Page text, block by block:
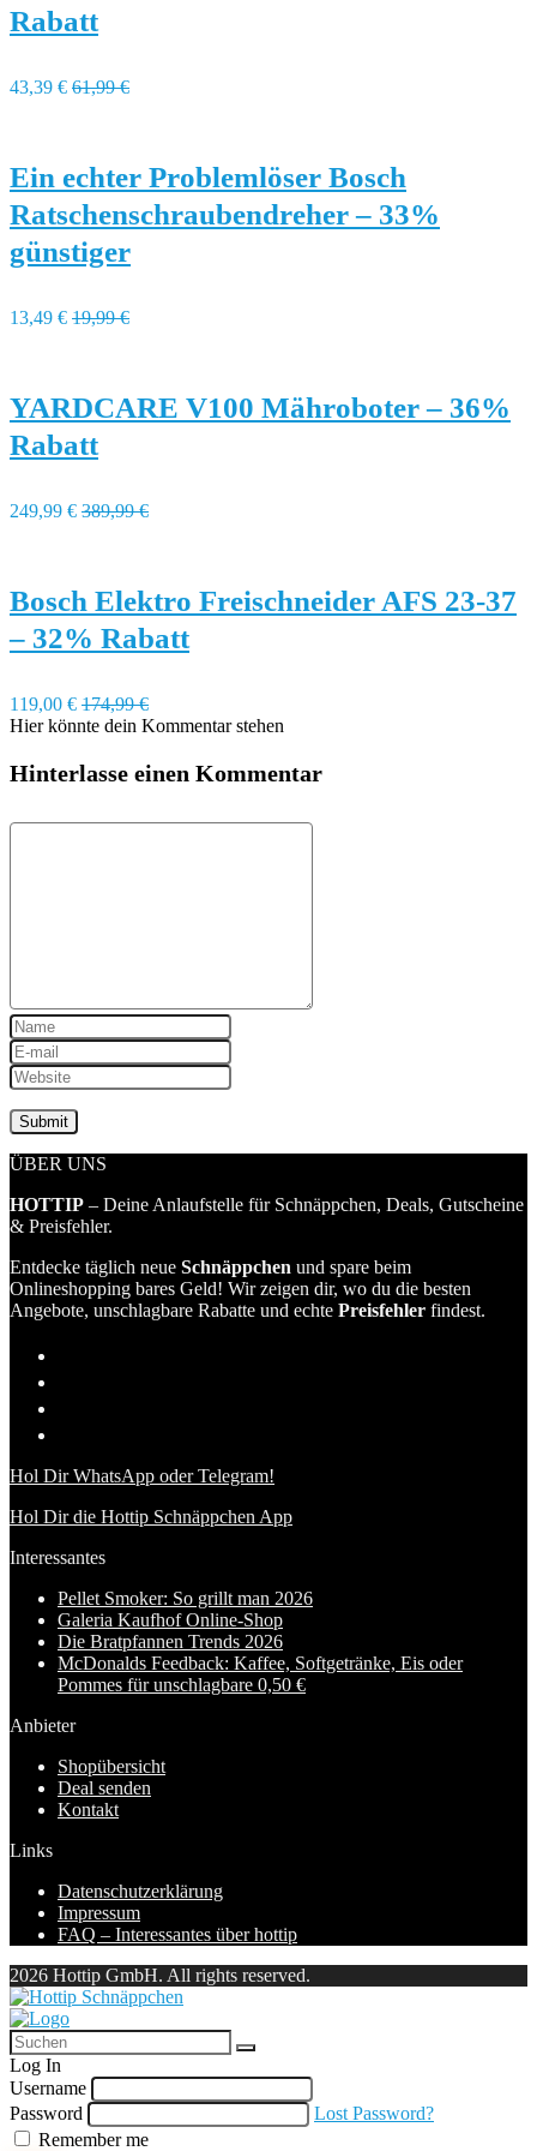
Rabatt
43,39 € 61,99 €
Ein echter Problemlöser Bosch
Ratschenschraubendreher – 33%
günstiger
13,49 € 19,99 €
YARDCARE V100 Mähroboter – 36%
Rabatt
249,99 € 389,99 €
Bosch Elektro Freischneider AFS 23-37
– 32% Rabatt
119,00 € 174,99 €
Hier könnte dein Kommentar stehen
Hinterlasse einen Kommentar
ÜBER UNS
HOTTIP – Deine Anlaufstelle für Schnäppchen, Deals, Gutscheine
& Preisfehler.
Entdecke täglich neue Schnäppchen und spare beim
Onlineshopping bares Geld! Wir zeigen dir, wo du die besten
Angebote, unschlagbare Rabatte und echte Preisfehler findest.
Hol Dir WhatsApp oder Telegram!
Hol Dir die Hottip Schnäppchen App
Interessantes
Pellet Smoker: So grillt man 2026
Galeria Kaufhof Online-Shop
Die Bratpfannen Trends 2026
McDonalds Feedback: Kaffee, Softgetränke, Eis oder
Pommes für unschlagbare 0,50 €
Anbieter
Shopübersicht
Deal senden
Kontakt
Links
Datenschutzerklärung
Impressum
FAQ – Interessantes über hottip
2026 Hottip GmbH. All rights reserved.
Log In
Username
Password
Lost Password?
Remember me